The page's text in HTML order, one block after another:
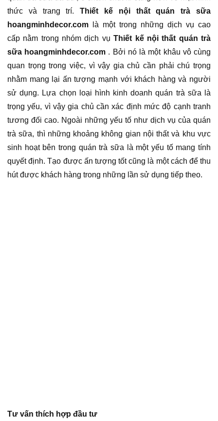
thức và trang trí.Thiết kế nội thất quán trà sữa
hoangminhdecor.com là một trong những dịch vụ cao
cấp nằm trong nhóm dịch vụThiết kế nội thất quán trà
sữa hoangminhdecor.com . Bởi nó là một khâu vô cùng
quan trọng trong việc, vì vậy gia chủ cần phải chú trọng
nhằm mang lại ấn tượng mạnh với khách hàng và người
sử dụng. Lựa chọn loại hình kinh doanh quán trà sữa là
trọng yếu, vì vậy gia chủ cần xác định mức độ cạnh tranh
tương đối cao. Ngoài những yếu tố như dịch vụ của quán
trà sữa, thì những khoảng không gian nội thất và khu vực
sinh hoạt bên trong quán trà sữa là một yếu tố mang tính
quyết định. Tạo được ấn tượng tốt cũng là một cách để thu
hút được khách hàng trong những lần sử dụng tiếp theo.
Tư vấn thích hợp đầu tư